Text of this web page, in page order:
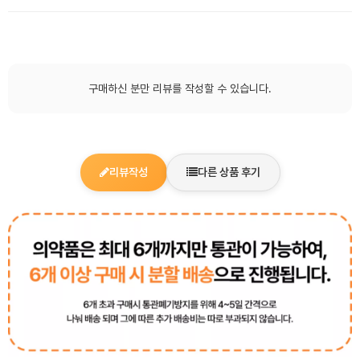
구매하신 분만 리뷰를 작성할 수 있습니다.
리뷰작성 다른 상품 후기